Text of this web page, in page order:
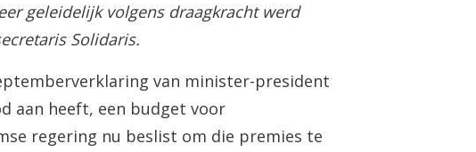
geleidelijk volgens draagkracht werd
Solidaris.
van minister-president
aan heeft, een budget voor
regering nu beslist om die premies te